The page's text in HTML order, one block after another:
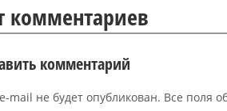
комментариев
комментарий
mail не будет опубликован. Все поля